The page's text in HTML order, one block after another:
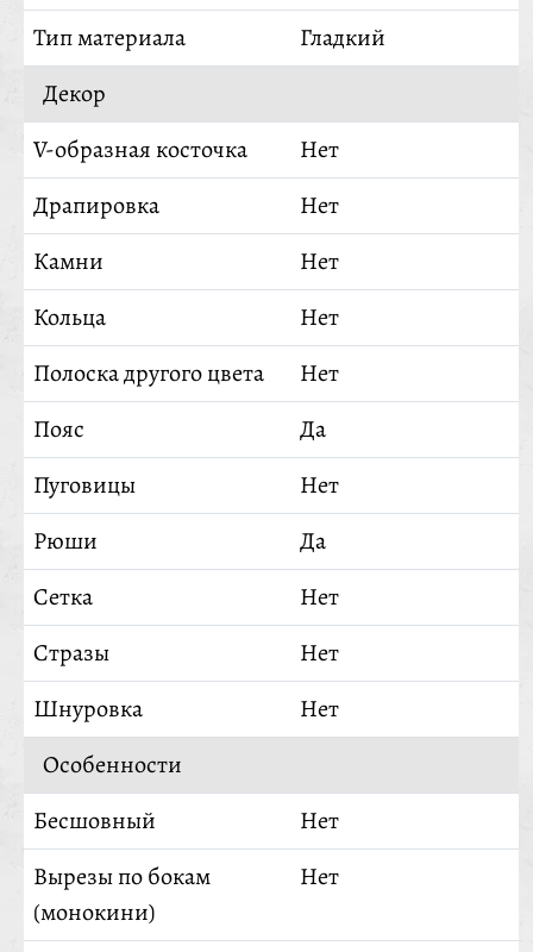
Тип материала
Гладкий
Декор
V-образная косточка
Нет
Драпировка
Нет
Камни
Нет
Кольца
Нет
Полоска другого цвета
Нет
Пояс
Да
Пуговицы
Нет
Рюши
Да
Сетка
Нет
Стразы
Нет
Шнуровка
Нет
Особенности
Бесшовный
Нет
Вырезы по бокам
(монокини)
Нет